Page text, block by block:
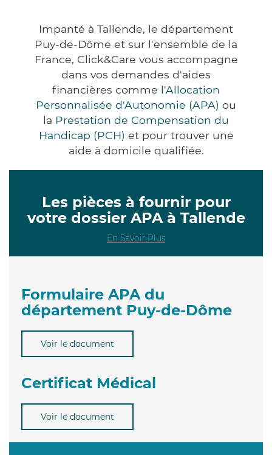
Impanté à Tallende, le département
Puy-de-Dôme et sur l'ensemble de la
France, Click&Care vous accompagne
dans vos demandes d'aides
financières comme l'Allocation
Personnalisée d'Autonomie (APA) ou
la Prestation de Compensation du
Handicap (PCH) et pour trouver une
aide à domicile qualifiée.
Les pièces à fournir pour
votre dossier APA à Tallende
En Savoir Plus
Formulaire APA du
département Puy-de-Dôme
Voir le document
Certificat Médical
Voir le document